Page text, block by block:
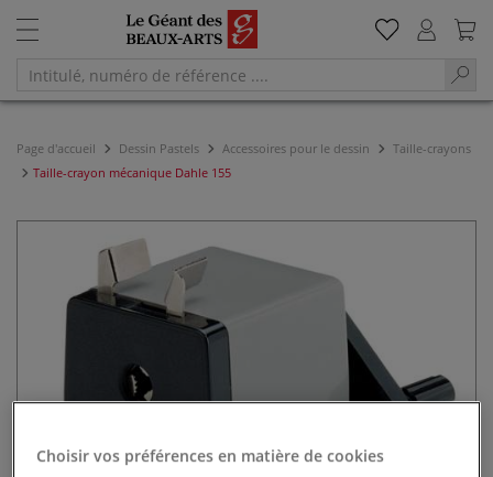
Page d'accueil Dessin Pastels Accessoires pour le dessin
Taille-crayons
Taille-crayon mécanique Dahle 155
Choisir vos préférences en matière de cookies